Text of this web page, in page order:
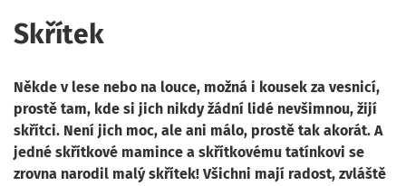
Skřítek
Někde v lese nebo na louce, možná i kousek za vesnicí,
prostě tam, kde si jich nikdy žádní lidé nevšimnou, žijí
skřítci. Není jich moc, ale ani málo, prostě tak akorát. A
jedné skřítkové mamince a skřítkovému tatínkovi se
zrovna narodil malý skřítek! Všichni mají radost, zvláště